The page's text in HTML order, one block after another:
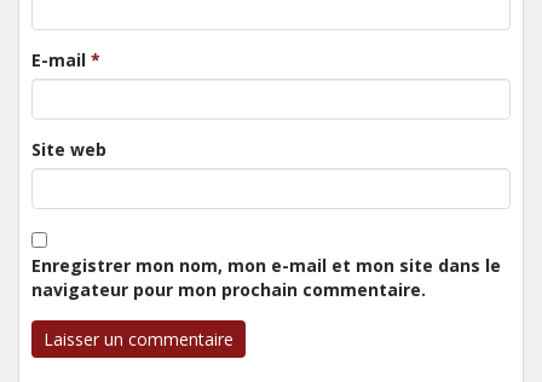
E-mail *
Site web
Enregistrer mon nom, mon e-mail et mon site dans le
navigateur pour mon prochain commentaire.